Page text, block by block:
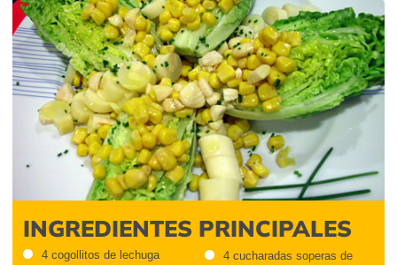
INGREDIENTES PRINCIPALES
4 cogollitos de lechuga
4 cucharadas soperas de